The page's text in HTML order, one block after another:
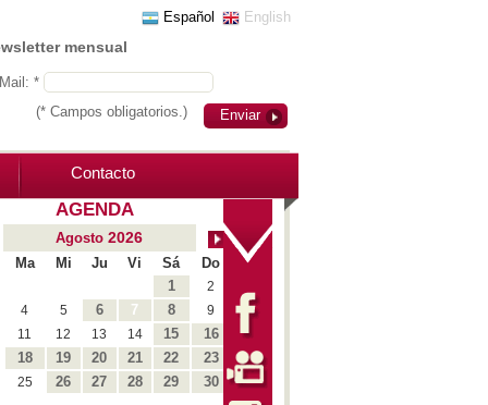
Español English
mensual
*
Enviar
(* Campos obligatorios.)
Contacto
AGENDA
Agosto 2026
Ma Mi Ju Vi Sá
Do
1
2
4 5 6 7 8
9
11 12 13 14 15 16
18 19 20 21 22 23
25 26 27 28 29 30